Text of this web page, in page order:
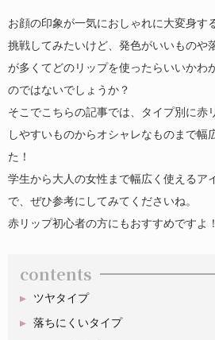
お顔の印象が一気におしゃれに大変身す
挑戦してみたいけど、発色がいいものや
が多くてどのリップを使ったらいいかわ
のではないでしょうか？
そこでこちらの記事では、タイプ別に赤
しやすいものからオシャレなものまで幅
た！
学生から大人の女性まで幅広く使えるア
で、ぜひ参考にしてみてくださいね。
赤リップ初心者の方にもおすすめですよ！
contents
ツヤタイプ
落ちにくいタイプ